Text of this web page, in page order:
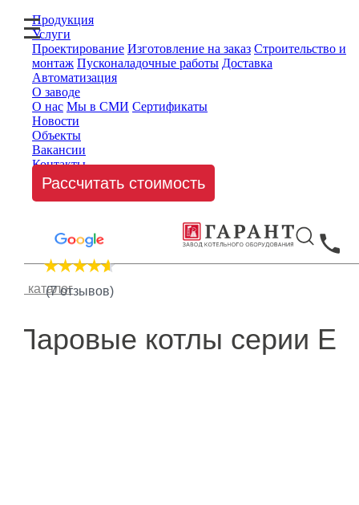
Продукция
Услуги
Проектирование Изготовление на заказ Строительство и
монтаж Пусконаладочные работы Доставка
Автоматизация
О заводе
О нас Мы в СМИ Сертификаты
Новости
Объекты
Вакансии
Контакты
Рассчитать стоимость
(7 отзывов)
В каталог
Паровые котлы серии Е